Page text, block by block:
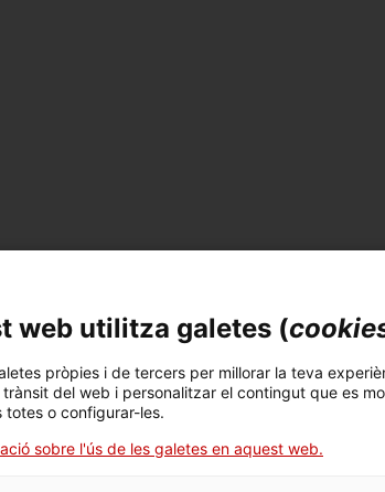
Nº 1223/2009 sobre els productes cosmètics
a l’annex II – Llista de substàncies prohibides
el número d’ordre 1666.
fer l’activitat de fabricació de productes
2018, de 23 de febrer, pel qual es regulen els
ha ordenat, com a mesures cautelars:
web utilitza galetes (
pròpies i de tercers per millorar la teva
del web i personalitzar el contingut que es
totes o configurar-les.
sobre l'ús de les galetes en aquest web.